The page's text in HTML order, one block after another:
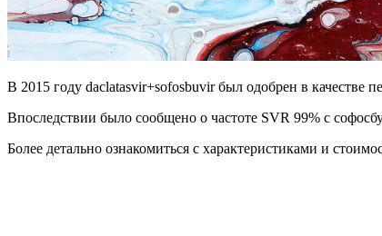
В 2015 году daclatasvir+sofosbuvir был одобрен в качестве
Впоследствии было сообщено о частоте SVR 99% с
Более детально ознакомиться с характеристиками и